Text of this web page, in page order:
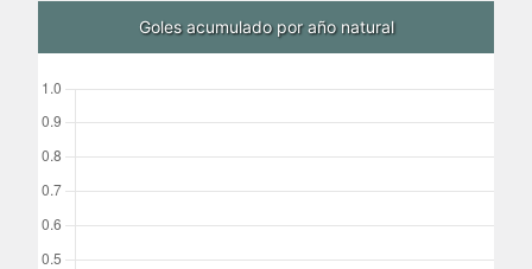
Goles acumulado por año natural